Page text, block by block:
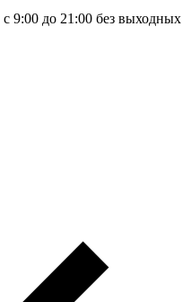
9:00 до 21:00 без выходных